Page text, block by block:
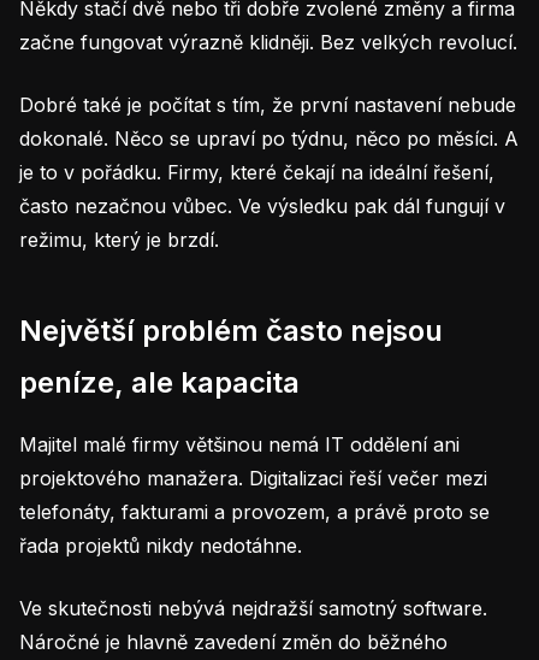
Někdy stačí dvě nebo tři dobře zvolené změny a firma
začne fungovat výrazně klidněji. Bez velkých revolucí.
Dobré také je počítat s tím, že první nastavení nebude
dokonalé. Něco se upraví po týdnu, něco po měsíci. A
je to v pořádku. Firmy, které čekají na ideální řešení,
často nezačnou vůbec. Ve výsledku pak dál fungují v
režimu, který je brzdí.
Největší problém často nejsou
peníze, ale kapacita
Majitel malé firmy většinou nemá IT oddělení ani
projektového manažera. Digitalizaci řeší večer mezi
telefonáty, fakturami a provozem, a právě proto se
řada projektů nikdy nedotáhne.
Ve skutečnosti nebývá nejdražší samotný software.
Náročné je hlavně zavedení změn do běžného